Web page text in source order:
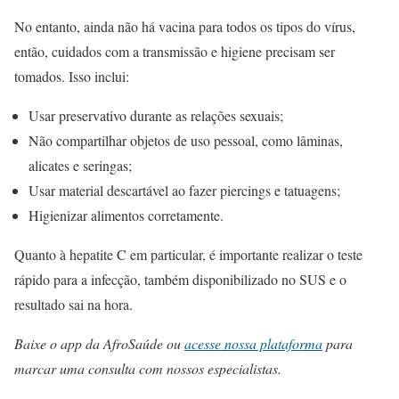
No entanto, ainda não há vacina para todos os tipos do vírus,
então, cuidados com a transmissão e higiene precisam ser
tomados. Isso inclui:
Usar preservativo durante as relações sexuais;
Não compartilhar objetos de uso pessoal, como lâminas,
alicates e seringas;
Usar material descartável ao fazer piercings e tatuagens;
Higienizar alimentos corretamente.
Quanto à hepatite C em particular, é importante realizar o teste
rápido para a infecção, também disponibilizado no SUS e o
resultado sai na hora.
Baixe o app da AfroSaúde ouacesse nossa plataformapara
marcar uma consulta com nossos especialistas.